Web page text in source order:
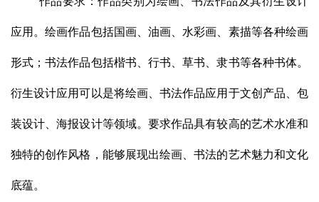
应用。绘画作品包括国画、油画、水彩画、素描等各种绘画
形式；书法作品包括楷书、行书、草书、隶书等各种书体。
衍生设计应用可以是将绘画、书法作品应用于文创产品、包
装设计、海报设计等领域。要求作品具有较高的艺术水准和
独特的创作风格，能够展现出绘画、书法的艺术魅力和文化
底蕴。